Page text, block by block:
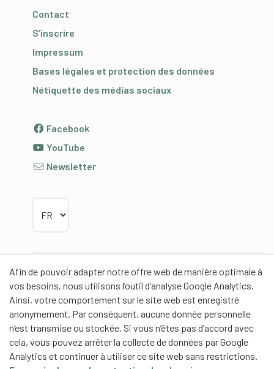
Afin de pouvoir adapter notre offre web de manière optimale à
vos besoins, nous utilisons l’outil d’analyse Google Analytics.
Ainsi, votre comportement sur le site web est enregistré
anonymement. Par conséquent, aucune donnée personnelle
n’est transmise ou stockée. Si vous n’êtes pas d’accord avec
cela, vous pouvez arrêter la collecte de données par Google
Analytics et continuer à utiliser ce site web sans restrictions.
Contact
S’inscrire
Impressum
Bases légales et protection des données
Nétiquette des médias sociaux
Facebook
YouTube
Newsletter
Partenaires
Partenaires de contenus